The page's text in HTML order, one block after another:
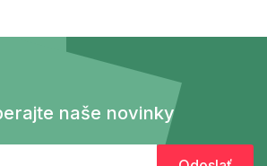
naše novinky